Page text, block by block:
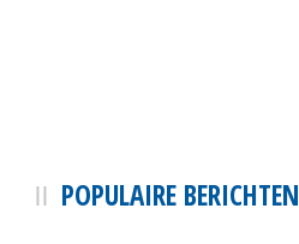
POPULAIRE BERICHTEN